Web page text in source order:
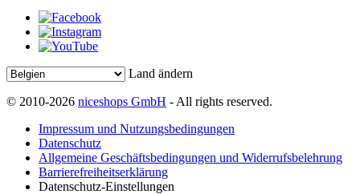
Land ändern
© 2010-2026 niceshops GmbH - All rights reserved.
Impressum und Nutzungsbedingungen
Datenschutz
Allgemeine Geschäftsbedingungen und Widerrufsbelehrung
Barrierefreiheitserklärung
Datenschutz-Einstellungen